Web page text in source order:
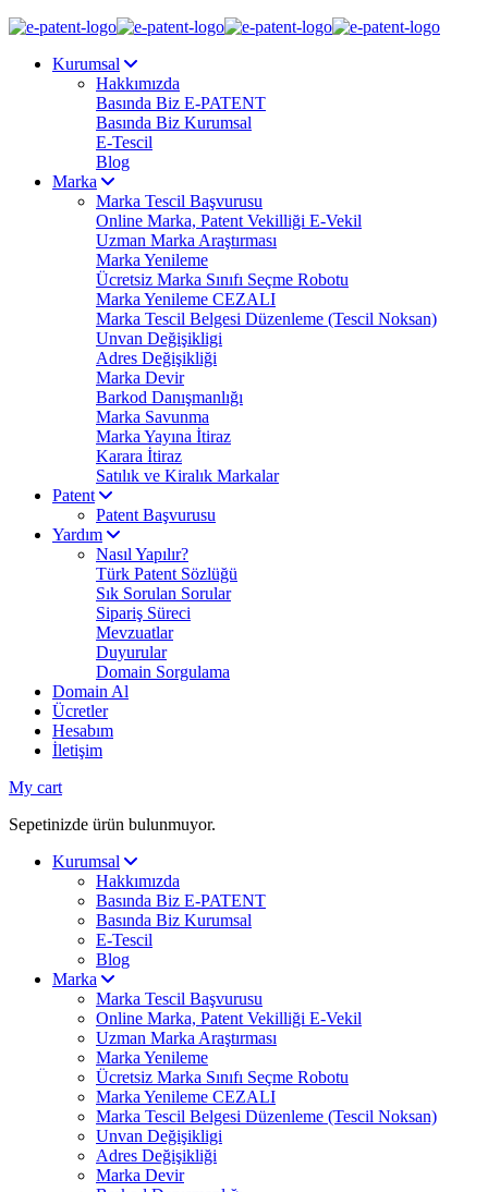
Kurumsal
Hakkımızda
Basında Biz E-PATENT
Basında Biz Kurumsal
E-Tescil
Blog
Marka
Marka Tescil Başvurusu
Online Marka, Patent Vekilliği E-Vekil
Uzman Marka Araştırması
Marka Yenileme
Ücretsiz Marka Sınıfı Seçme Robotu
Marka Yenileme CEZALI
Marka Tescil Belgesi Düzenleme (Tescil Noksan)
Unvan Değişikligi
Adres Değişikliği
Marka Devir
Barkod Danışmanlığı
Marka Savunma
Marka Yayına İtiraz
Karara İtiraz
Satılık ve Kiralık Markalar
Patent
Patent Başvurusu
Yardım
Nasıl Yapılır?
Türk Patent Sözlüğü
Sık Sorulan Sorular
Sipariş Süreci
Mevzuatlar
Duyurular
Domain Sorgulama
Domain Al
Ücretler
Hesabım
İletişim
My cart
Sepetinizde ürün bulunmuyor.
Kurumsal
Hakkımızda
Basında Biz E-PATENT
Basında Biz Kurumsal
E-Tescil
Blog
Marka
Marka Tescil Başvurusu
Online Marka, Patent Vekilliği E-Vekil
Uzman Marka Araştırması
Marka Yenileme
Ücretsiz Marka Sınıfı Seçme Robotu
Marka Yenileme CEZALI
Marka Tescil Belgesi Düzenleme (Tescil Noksan)
Unvan Değişikligi
Adres Değişikliği
Marka Devir